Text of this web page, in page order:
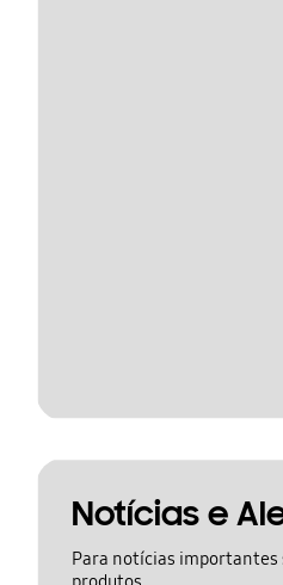
Notícias e
Para notícias importantes